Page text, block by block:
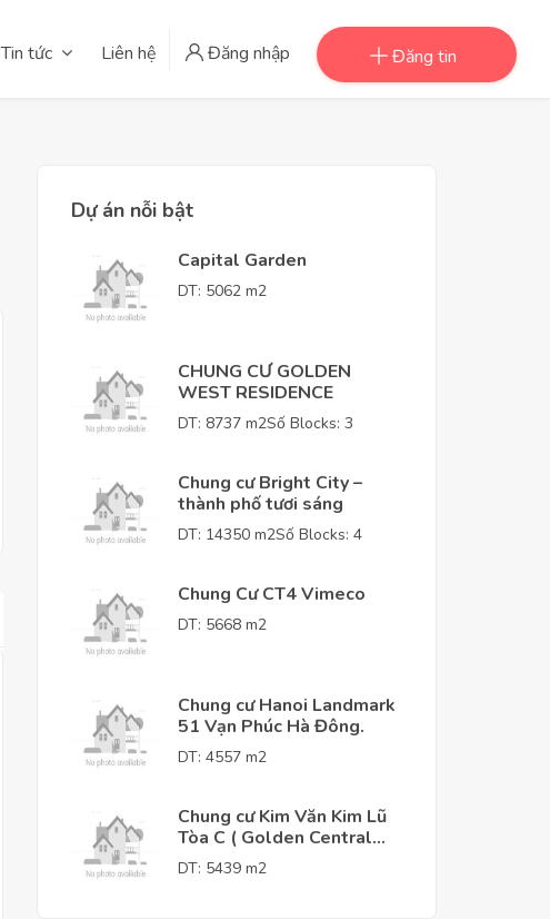
Tin tức Liên hệ Đăng nhập Đăng tin
Dự án nỗi bật
Capital Garden
DT: 5062 m2
CHUNG CƯ GOLDEN
WEST RESIDENCE
DT: 8737 m2Số Blocks: 3
Chung cư Bright City –
thành phố tươi sáng
DT: 14350 m2Số Blocks: 4
Chung Cư CT4 Vimeco
DT: 5668 m2
Chung cư Hanoi Landmark
51 Vạn Phúc Hà Đông.
DT: 4557 m2
Chung cư Kim Văn Kim Lũ
Tòa C ( Golden Central
Tower )
DT: 5439 m2